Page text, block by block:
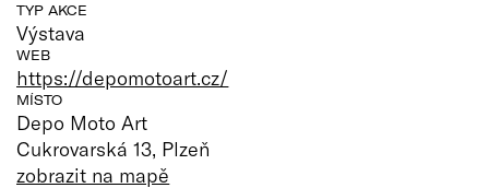
TYP AKCE
Výstava
WEB
https://depomotoart.cz/
MÍSTO
Depo Moto Art
Cukrovarská 13, Plzeň
zobrazit na mapě